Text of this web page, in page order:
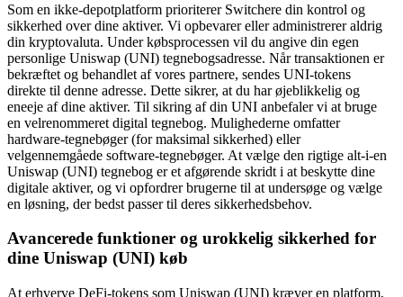
Som en ikke-depotplatform prioriterer Switchere din kontrol og
sikkerhed over dine aktiver. Vi opbevarer eller administrerer aldrig
din kryptovaluta. Under købsprocessen vil du angive din egen
personlige Uniswap (UNI) tegnebogsadresse. Når transaktionen er
bekræftet og behandlet af vores partnere, sendes UNI-tokens
direkte til denne adresse. Dette sikrer, at du har øjeblikkelig og
eneeje af dine aktiver. Til sikring af din UNI anbefaler vi at bruge
en velrenommeret digital tegnebog. Mulighederne omfatter
hardware-tegnebøger (for maksimal sikkerhed) eller
velgennemgåede software-tegnebøger. At vælge den rigtige alt-i-en
Uniswap (UNI) tegnebog er et afgørende skridt i at beskytte dine
digitale aktiver, og vi opfordrer brugerne til at undersøge og vælge
en løsning, der bedst passer til deres sikkerhedsbehov.
Avancerede funktioner og urokkelig sikkerhed for
dine Uniswap (UNI) køb
At erhverve DeFi-tokens som Uniswap (UNI) kræver en platform,